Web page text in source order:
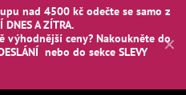
✕
nad 4500 kč odečte se samo z
A ZÍTRA.
výhodnější ceny? Nakoukněte do
nebo do sekce SLEVY